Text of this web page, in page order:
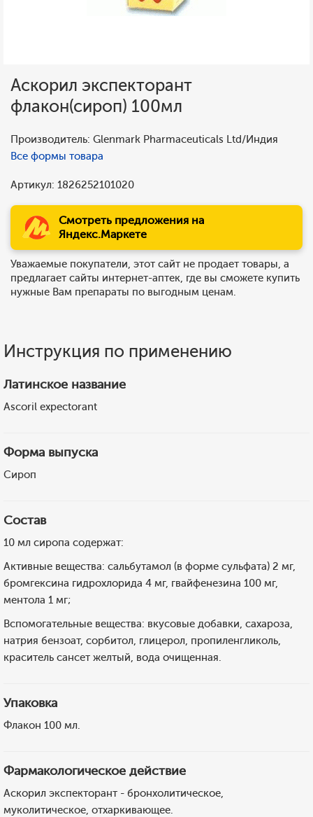
Аскорил экспекторант
флакон(сироп) 100мл
Производитель: Glenmark Pharmaceuticals Ltd/Индия
Все формы товара
Артикул: 1826252101020
Смотреть предложения на
Яндекс.Маркете
Уважаемые покупатели, этот сайт не продает товары, а
предлагает сайты интернет-аптек, где вы сможете купить
нужные Вам препараты по выгодным ценам.
Инструкция по применению
Латинское название
Ascoril expectorant
Форма выпуска
Сироп
Состав
10 мл сиропа содержат:
Активные вещества: сальбутамол (в форме сульфата) 2 мг,
бромгексина гидрохлорида 4 мг, гвайфенезина 100 мг,
ментола 1 мг;
Вспомогательные вещества: вкусовые добавки, сахароза,
натрия бензоат, сорбитол, глицерол, пропиленгликоль,
краситель сансет желтый, вода очищенная.
Упаковка
Флакон 100 мл.
Фармакологическое действие
Аскорил экспекторант - бронхолитическое,
муколитическое, отхаркивающее.